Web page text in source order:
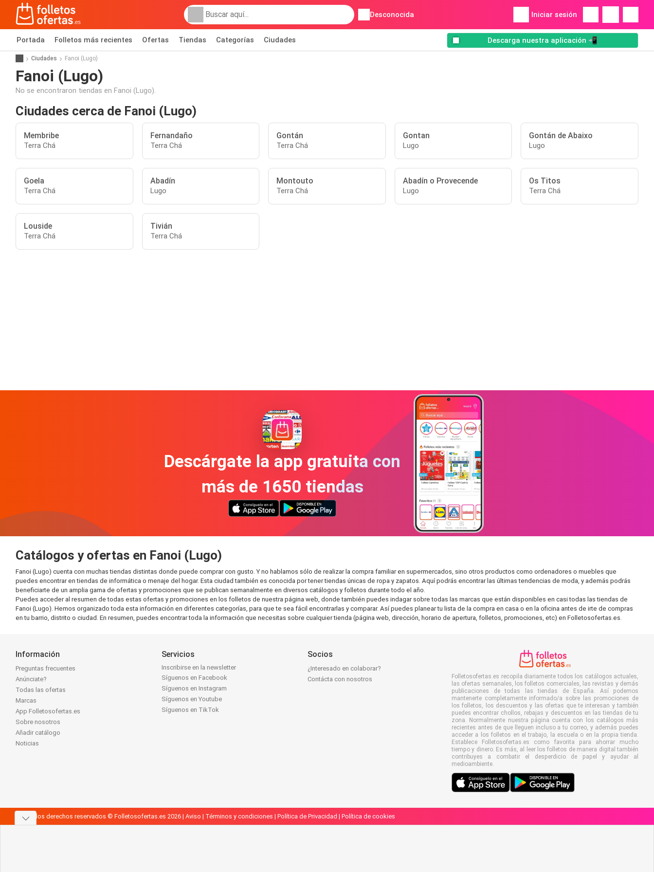
Desconocida Iniciar sesión
Portada Folletos más recientes Ofertas Tiendas Categorías Ciudades Descarga nuestra aplicación 📲
Ciudades Fanoi (Lugo)
Fanoi (Lugo)
No se encontraron tiendas en Fanoi (Lugo).
Ciudades cerca de Fanoi (Lugo)
Membribe
Terra Chá
Fernandaño
Terra Chá
Gontán
Terra Chá
Gontan
Lugo
Gontán de Abaixo
Lugo
Goela
Terra Chá
Abadín
Lugo
Montouto
Terra Chá
Abadín o Provecende
Lugo
Os Titos
Terra Chá
Louside
Terra Chá
Tivián
Terra Chá
Descárgate la app gratuita con
más de 1650 tiendas
Catálogos y ofertas en Fanoi (Lugo)
Fanoi (Lugo) cuenta con muchas tiendas distintas donde puede comprar con gusto. Y no hablamos sólo de realizar la compra familiar en supermercados, sino otros productos como ordenadores o muebles que
puedes encontrar en tiendas de informática o menaje del hogar. Esta ciudad también es conocida por tener tiendas únicas de ropa y zapatos. Aquí podrás encontrar las últimas tendencias de moda, y además podrás
beneficiarte de un amplia gama de ofertas y promociones que se publican semanalmente en diversos catálogos y folletos durante todo el año.
Puedes acceder al resumen de todas estas ofertas y promociones en los folletos de nuestra página web, donde también puedes indagar sobre todas las marcas que están disponibles en casi todas las tiendas de
Fanoi (Lugo). Hemos organizado toda esta información en diferentes categorías, para que te sea fácil encontrarlas y comparar. Así puedes planear tu lista de la compra en casa o en la oficina antes de irte de compras
en tu barrio, distrito o ciudad. En resumen, puedes encontrar toda la información que necesitas sobre cualquier tienda (página web, dirección, horario de apertura, folletos, promociones, etc) en Folletosofertas.es.
Información
Preguntas frecuentes
Anúnciate?
Todas las ofertas
Marcas
App Folletosofertas.es
Sobre nosotros
Añadir catálogo
Noticias
Servicios
Inscribirse en la newsletter
Síguenos en Facebook
Síguenos en Instagram
Síguenos en Youtube
Síguenos en TikTok
Socios
¿Interesado en colaborar?
Contácta con nosotros
Folletosofertas.es recopila diariamente todos los catálogos actuales,
las ofertas semanales, los folletos comerciales, las revistas y demás
publicaciones de todas las tiendas de España. Así podemos
mantenerte completamente informado/a sobre las promociones de
los folletos, los descuentos y las ofertas que te interesan y también
puedes encontrar chollos, rebajas y descuentos en las tiendas de tu
zona. Normalmente nuestra página cuenta con los catálogos más
recientes antes de que lleguen incluso a tu correo, y además puedes
acceder a los folletos en el trabajo, la escuela o en la propia tienda.
Establece Folletosofertas.es como favorita para ahorrar mucho
tiempo y dinero. Es más, al leer los folletos de manera digital también
contribuyes a combatir el desperdicio de papel y ayudar al
medioambiente.
Todos los derechos reservados © Folletosofertas.es 2026 | Aviso | Términos y condiciones | Política de Privacidad | Política de cookies